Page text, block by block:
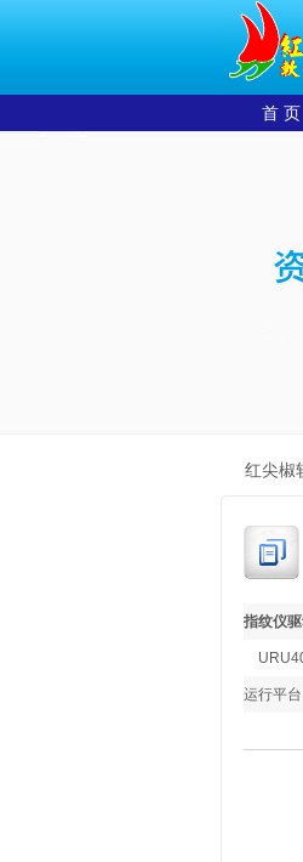
首 页
红尖椒
指纹仪
运行平